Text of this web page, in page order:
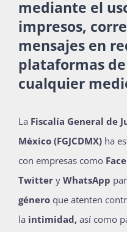
Bienvenida
mediante el
impresos,
mensajes en
plataformas
cualquier
La Fiscalía General de
México (FGJCDMX) ha
con empresas como
Twitter y WhatsApp
género que atenten
la intimidad, así como